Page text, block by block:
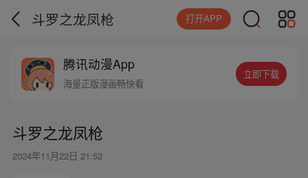
斗罗之龙凤枪 打开APP
腾讯动漫App
海量正版漫画畅快看
立即下载
斗罗之龙凤枪
2024年11月22日 21:52